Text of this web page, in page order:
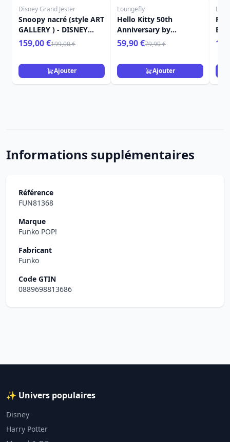
Disney Grand Jester
Snoopy nacré (style ART
GALLERY ) - DISNEY
GRAND JESTER
159,00 €199,00 €
Ajouter
Loungefly
Hello Kitty 50th
Anniversary by
Loungefly sac à dos
Mini Metallic Gold
59,90 €79,90 €
Ajouter
Informations supplémentaires
Référence
FUN81368
Marque
Funko POP!
Fabricant
Funko
Code GTIN
0889698813686
✨ Univers populaires
Disney
Harry Potter